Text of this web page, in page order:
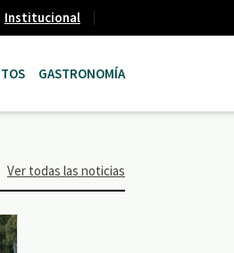
Institucional
GASTRONOMÍA
Ver todas las noticias